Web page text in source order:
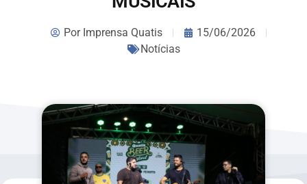
PorImprensa Quatis
15/06/2026
Notícias